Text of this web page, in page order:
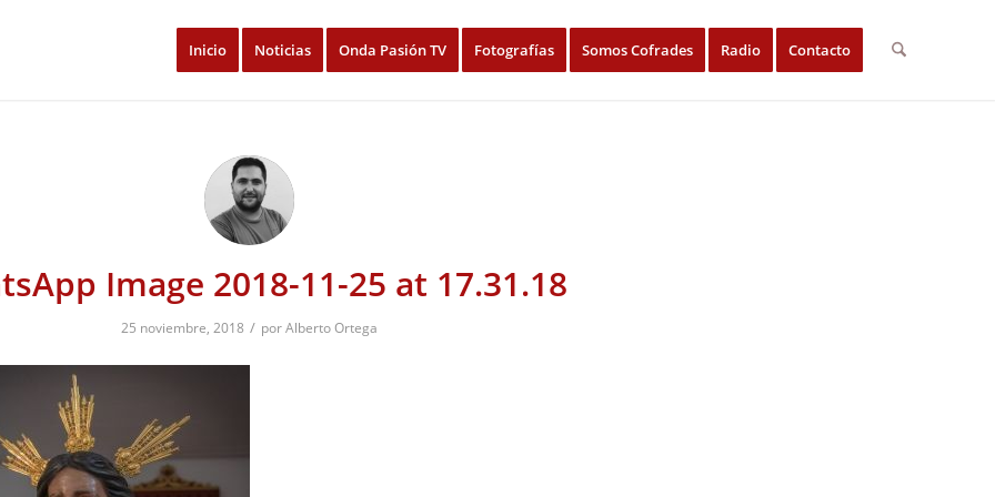
Inicio Noticias Onda Pasión TV Fotografías Somos Cofrades Radio Contacto
Image 2018-11-25 at 17.31.18
25 noviembre, 2018 / porAlberto Ortega